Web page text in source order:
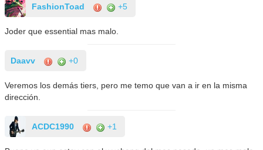
FashionToad +5
Joder que essential mas malo.
Daavv +0
Veremos los demás tiers, pero me temo que van a ir en la misma
dirección.
ACDC1990 +1